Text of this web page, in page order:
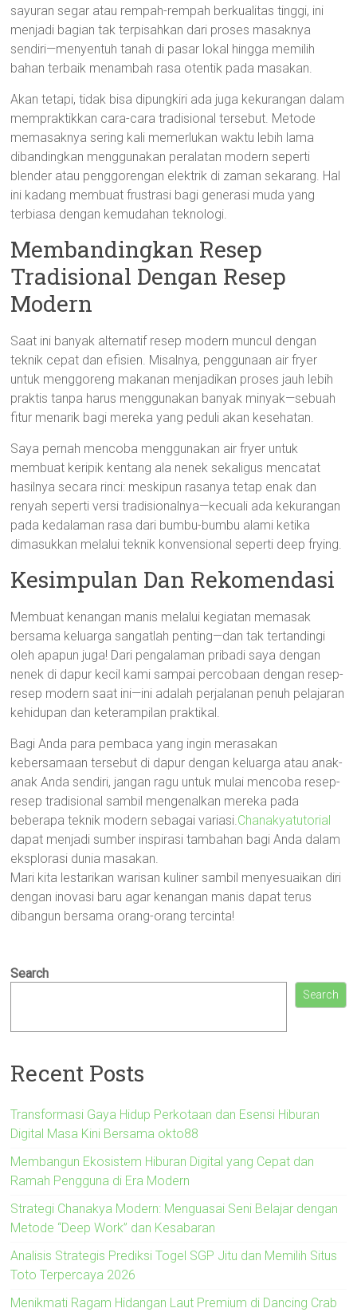
sayuran segar atau rempah-rempah berkualitas tinggi, ini
menjadi bagian tak terpisahkan dari proses masaknya
sendiri—menyentuh tanah di pasar lokal hingga memilih
bahan terbaik menambah rasa otentik pada masakan.
Akan tetapi, tidak bisa dipungkiri ada juga kekurangan dalam
mempraktikkan cara-cara tradisional tersebut. Metode
memasaknya sering kali memerlukan waktu lebih lama
dibandingkan menggunakan peralatan modern seperti
blender atau penggorengan elektrik di zaman sekarang. Hal
ini kadang membuat frustrasi bagi generasi muda yang
terbiasa dengan kemudahan teknologi.
Membandingkan Resep
Tradisional Dengan Resep
Modern
Saat ini banyak alternatif resep modern muncul dengan
teknik cepat dan efisien. Misalnya, penggunaan air fryer
untuk menggoreng makanan menjadikan proses jauh lebih
praktis tanpa harus menggunakan banyak minyak—sebuah
fitur menarik bagi mereka yang peduli akan kesehatan.
Saya pernah mencoba menggunakan air fryer untuk
membuat keripik kentang ala nenek sekaligus mencatat
hasilnya secara rinci: meskipun rasanya tetap enak dan
renyah seperti versi tradisionalnya—kecuali ada kekurangan
pada kedalaman rasa dari bumbu-bumbu alami ketika
dimasukkan melalui teknik konvensional seperti deep frying.
Kesimpulan Dan Rekomendasi
Membuat kenangan manis melalui kegiatan memasak
bersama keluarga sangatlah penting—dan tak tertandingi
oleh apapun juga! Dari pengalaman pribadi saya dengan
nenek di dapur kecil kami sampai percobaan dengan resep-
resep modern saat ini—ini adalah perjalanan penuh pelajaran
kehidupan dan keterampilan praktikal.
Bagi Anda para pembaca yang ingin merasakan
kebersamaan tersebut di dapur dengan keluarga atau anak-
anak Anda sendiri, jangan ragu untuk mulai mencoba resep-
resep tradisional sambil mengenalkan mereka pada
beberapa teknik modern sebagai variasi.Chanakyatutorial
dapat menjadi sumber inspirasi tambahan bagi Anda dalam
eksplorasi dunia masakan.
Mari kita lestarikan warisan kuliner sambil menyesuaikan diri
dengan inovasi baru agar kenangan manis dapat terus
dibangun bersama orang-orang tercinta!
Search
Search
Recent Posts
Transformasi Gaya Hidup Perkotaan dan Esensi Hiburan
Digital Masa Kini Bersama okto88
Membangun Ekosistem Hiburan Digital yang Cepat dan
Ramah Pengguna di Era Modern
Strategi Chanakya Modern: Menguasai Seni Belajar dengan
Metode “Deep Work” dan Kesabaran
Analisis Strategis Prediksi Togel SGP Jitu dan Memilih Situs
Toto Terpercaya 2026
Menikmati Ragam Hidangan Laut Premium di Dancing Crab